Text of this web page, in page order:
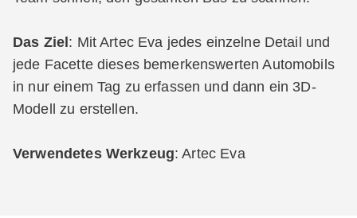
Das Ziel : Mit Artec Eva jedes einzelne Detail und
jede Facette dieses bemerkenswerten Automobils
in nur einem Tag zu erfassen und dann ein 3D-
Modell zu erstellen.
Verwendetes Werkzeug: Artec Eva